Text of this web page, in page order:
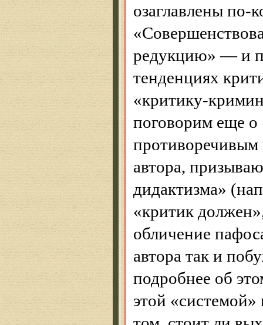
озаглавлены
редукцию» — и
тенденциях
«критику-
поговорим еще о
противоречивым
автора,
дидактизма»
«критик
обличение
автора так и
подробнее об
этой